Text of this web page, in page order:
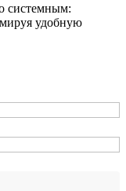
системным:
удобную